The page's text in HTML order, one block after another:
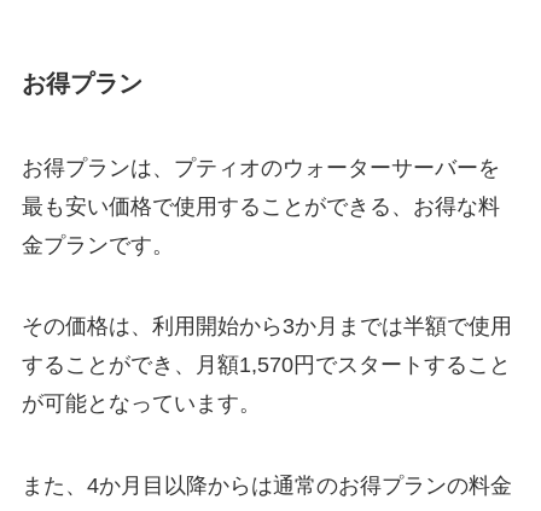
お得プラン
お得プランは、プティオのウォーターサーバーを
最も安い価格で使用することができる、お得な料
金プランです。
その価格は、利用開始から3か月までは半額で使用
することができ、
月額1,570円でスタート すること
が可能となっています。
また、4か月目以降からは通常のお得プランの料金